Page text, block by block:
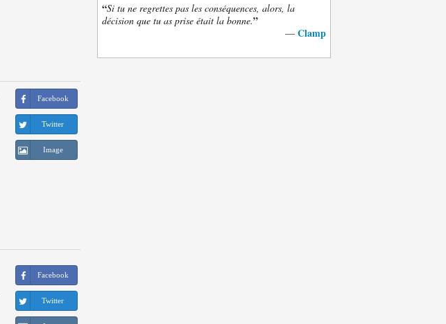
Facebook
Twitter
Image
Facebook
Twitter
“Si tu ne regrettes pas les conséquences, alors, la
décision que tu as prise était la bonne.”
— Clamp